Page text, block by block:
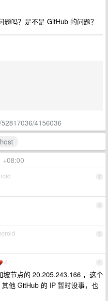
吗？是不是 GitHub 的问题？
4156036
host
+08:00
1
2
3
4
2
坡节点的 20.205.243.166 ，这个
他 GitHub 的 IP 暂时没事，也